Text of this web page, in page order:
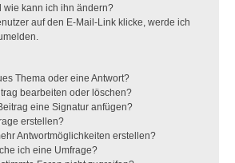
wie kann ich ihn ändern?
auf den E-Mail-Link klicke, werde ich
Thema oder eine Antwort?
bearbeiten oder löschen?
eine Signatur anfügen?
erstellen?
Antwortmöglichkeiten erstellen?
ich eine Umfrage?